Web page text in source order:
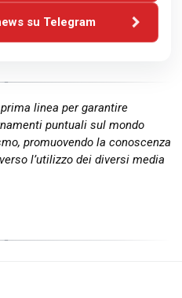
su Telegram
linea per garantire
puntuali sul mondo
promuovendo la conoscenza
l’utilizzo dei diversi media